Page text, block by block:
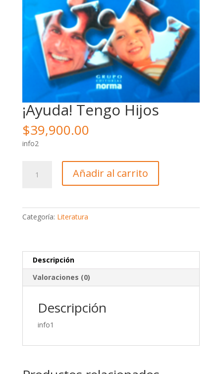
¡Ayuda! Tengo Hijos
$39,900.00
info2
Tengo
Añadir al carrito
Categoría: Literatura
Descripción
Valoraciones (0)
Descripción
info1